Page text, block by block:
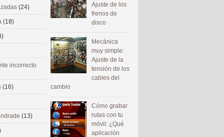
Ajuste de los
frenos de
disco
Mecánica
muy simple:
Ajuste de la
tensión de los
cables del
cambio
Cómo grabar
rutas con tu
móvil: ¿Qué
aplicación
(24)
(18)
incorrecto
(16)
(13)